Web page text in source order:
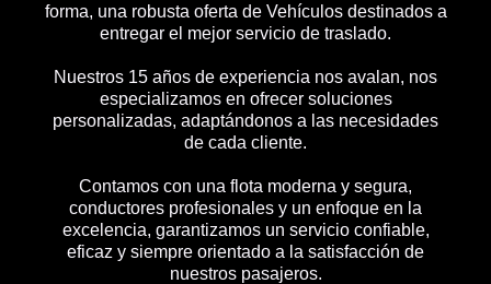
forma, una robusta oferta de Vehículos destinados a
entregar el mejor servicio de traslado.
Nuestros 15 años de experiencia nos avalan, nos
especializamos en ofrecer soluciones
personalizadas, adaptándonos a las necesidades
de cada cliente.
Contamos con una flota moderna y segura,
conductores profesionales y un enfoque en la
excelencia, garantizamos un servicio confiable,
eficaz y siempre orientado a la satisfacción de
nuestros pasajeros.